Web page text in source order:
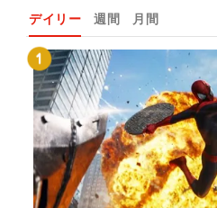
デイリー 週間 月間